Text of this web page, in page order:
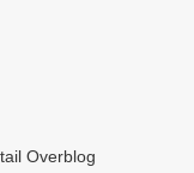
Overblog